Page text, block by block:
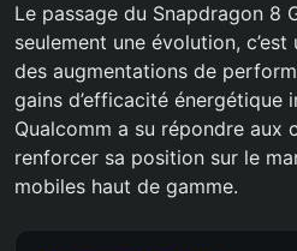
Le passage du Snapdragon 8
seulement une évolution,
des augmentations de
gains d’efficacité énergétique
Qualcomm a su répondre aux
renforcer sa position sur le
mobiles haut de gamme.